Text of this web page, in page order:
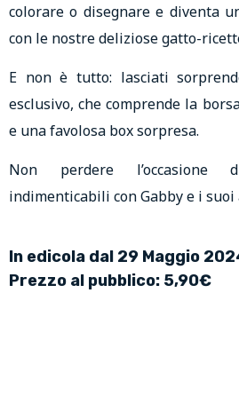
colorare o disegnare e diventa
con le nostre deliziose gatto-
E non è tutto: lasciati
esclusivo, che comprende la
e una favolosa box sorpresa.
Non perdere l’occasione
indimenticabili con Gabby e i suoi
In edicola dal 29 Maggio
Prezzo al pubblico: 5,90€